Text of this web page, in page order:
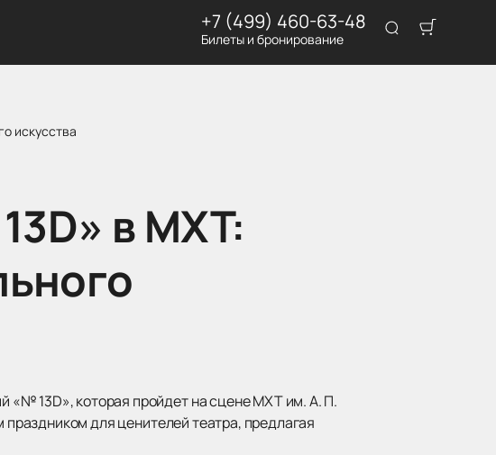
+7 (499) 460-63-48
Билеты и бронирование
искусства
в МХТ:
«№ 13D», которая пройдет на сцене МХТ им. А. П.
для ценителей театра, предлагая